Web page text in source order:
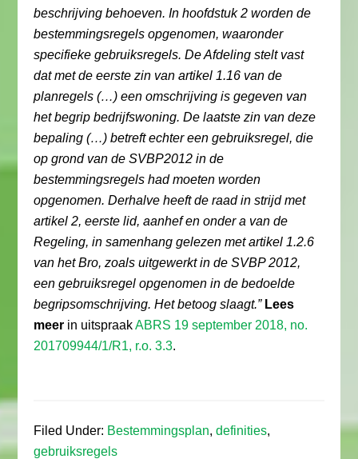
beschrijving behoeven. In hoofdstuk 2 worden de
bestemmingsregels opgenomen, waaronder
specifieke gebruiksregels. De Afdeling stelt vast
dat met de eerste zin van artikel 1.16 van de
planregels (…) een omschrijving is gegeven van
het begrip bedrijfswoning. De laatste zin van deze
bepaling (…) betreft echter een gebruiksregel, die
op grond van de SVBP2012 in de
bestemmingsregels had moeten worden
opgenomen. Derhalve heeft de raad in strijd met
artikel 2, eerste lid, aanhef en onder a van de
Regeling, in samenhang gelezen met artikel 1.2.6
van het Bro, zoals uitgewerkt in de SVBP 2012,
een gebruiksregel opgenomen in de bedoelde
begripsomschrijving. Het betoog slaagt.” Lees
meer in uitspraakABRS 19 september 2018, no.
201709944/1/R1, r.o. 3.3.
Filed Under: Bestemmingsplan,definities,
gebruiksregels